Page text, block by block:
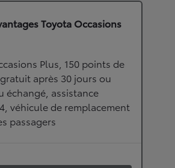
Toyota Occasions
Plus, 150 points de
après 30 jours ou
échangé, assistance
véhicule de remplacement
passagers